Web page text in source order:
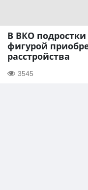
В ВКО
фигурой
расстройства
3545